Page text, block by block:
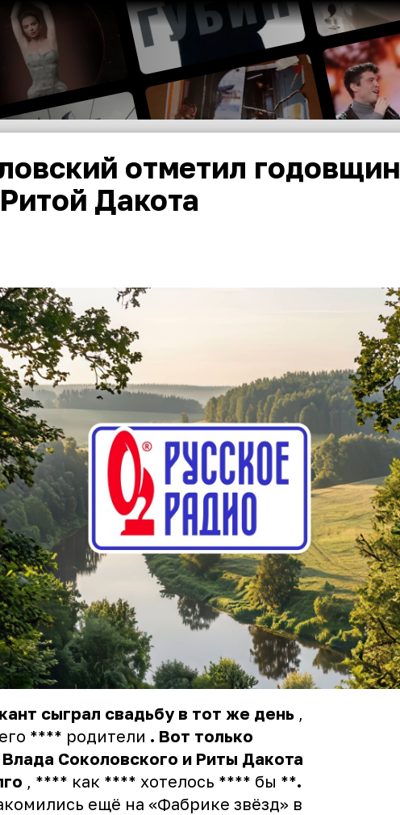
отметил
Дакота
сыграл свадьбу в тот же день
**** родители . Вот только
Влада Соколовского и Риты Дакота
, **** как **** хотелось **** бы **.
ещё на «Фабрике звёзд» в